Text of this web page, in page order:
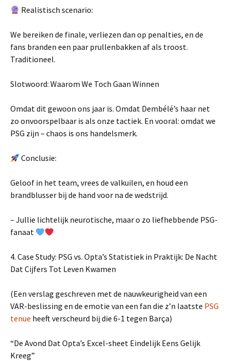
Realistisch scenario:
We bereiken de finale, verliezen dan op penalties, en de
fans branden een paar prullenbakken af als troost.
Traditioneel.
Slotwoord: Waarom We Toch Gaan Winnen
Omdat dit gewoon ons jaar is. Omdat Dembélé’s haar net
zo onvoorspelbaar is als onze tactiek. En vooral: omdat we
PSG zijn – chaos is ons handelsmerk.
Conclusie:
Geloof in het team, vrees de valkuilen, en houd een
brandblusser bij de hand voor na de wedstrijd.
– Jullie lichtelijk neurotische, maar o zo liefhebbende PSG-
fanaat
4. Case Study: PSG vs. Opta’s Statistiek in Praktijk: De Nacht
Dat Cijfers Tot Leven Kwamen
(Een verslag geschreven met de nauwkeurigheid van een
VAR-beslissing en de emotie van een fan die z’n laatste PSG
tenue heeft verscheurd bij die 6-1 tegen Barça)
“De Avond Dat Opta’s Excel-sheet Eindelijk Eens Gelijk
Kreeg”